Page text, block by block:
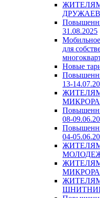
31.08.2025
для
Новые
13-
08-
04-